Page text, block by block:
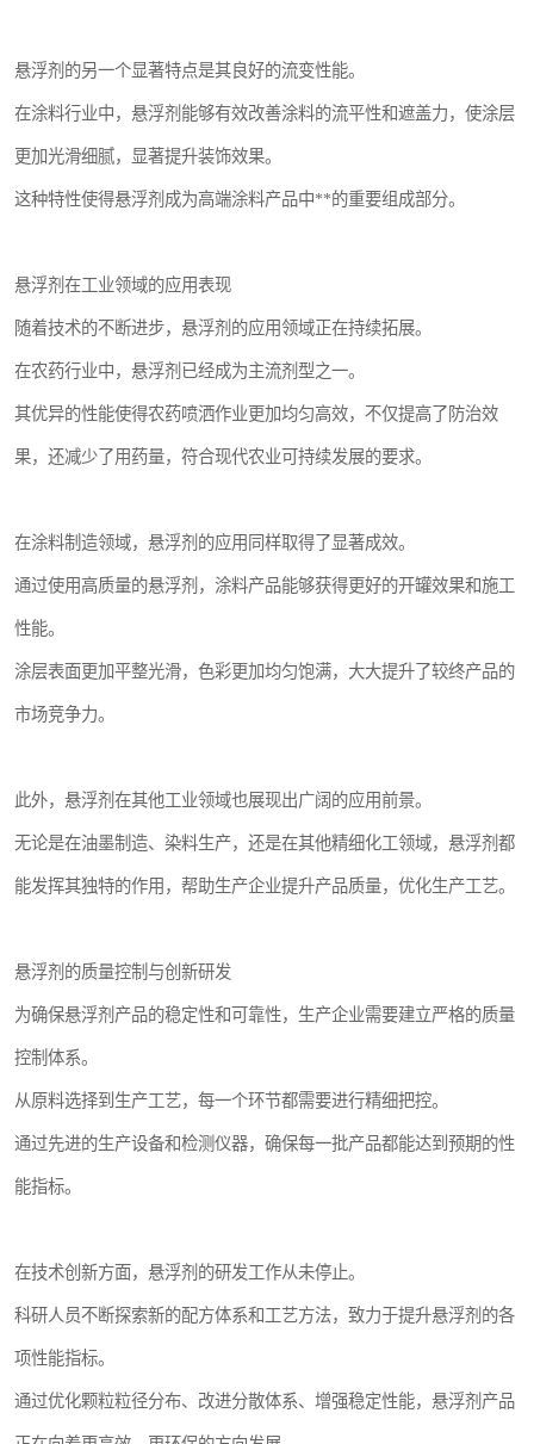
悬浮剂的另一个显著特点是其良好的流变性能。
在涂料行业中，悬浮剂能够有效改善涂料的流平性和遮盖力，使涂层
更加光滑细腻，显著提升装饰效果。
这种特性使得悬浮剂成为高端涂料产品中**的重要组成部分。
悬浮剂在工业领域的应用表现
随着技术的不断进步，悬浮剂的应用领域正在持续拓展。
在农药行业中，悬浮剂已经成为主流剂型之一。
其优异的性能使得农药喷洒作业更加均匀高效，不仅提高了防治效
果，还减少了用药量，符合现代农业可持续发展的要求。
在涂料制造领域，悬浮剂的应用同样取得了显著成效。
通过使用高质量的悬浮剂，涂料产品能够获得更好的开罐效果和施工
性能。
涂层表面更加平整光滑，色彩更加均匀饱满，大大提升了较终产品的
市场竞争力。
此外，悬浮剂在其他工业领域也展现出广阔的应用前景。
无论是在油墨制造、染料生产，还是在其他精细化工领域，悬浮剂都
能发挥其独特的作用，帮助生产企业提升产品质量，优化生产工艺。
悬浮剂的质量控制与创新研发
为确保悬浮剂产品的稳定性和可靠性，生产企业需要建立严格的质量
控制体系。
从原料选择到生产工艺，每一个环节都需要进行精细把控。
通过先进的生产设备和检测仪器，确保每一批产品都能达到预期的性
能指标。
在技术创新方面，悬浮剂的研发工作从未停止。
科研人员不断探索新的配方体系和工艺方法，致力于提升悬浮剂的各
项性能指标。
通过优化颗粒粒径分布、改进分散体系、增强稳定性能，悬浮剂产品